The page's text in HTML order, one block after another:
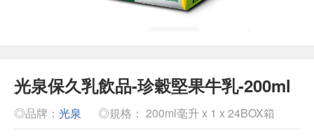
光泉保久乳飲品-珍穀堅果牛乳-200ml
◎品牌： 光泉 ◎規格： 200ml毫升 x 1 x 24BOX箱